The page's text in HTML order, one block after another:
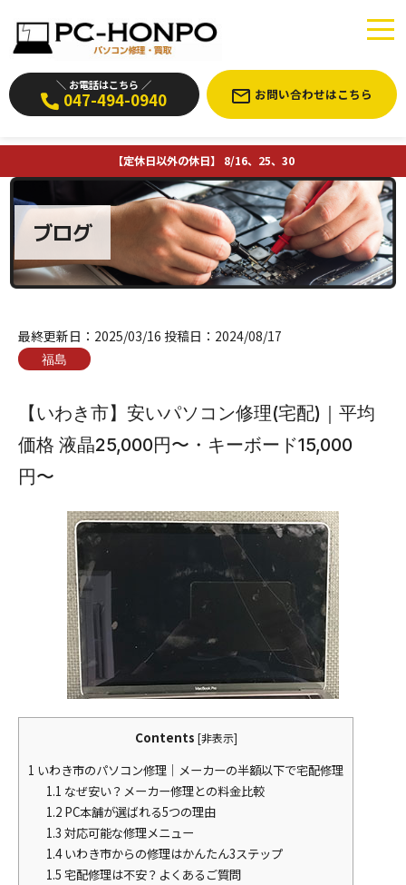
＼ お電話はこちら ／
047-494-0940 お問い合わせはこちら
【定休日以外の休日】 8/16、25、30
ブログ
最終更新日： 2025/03/16 投稿日： 2024/08/17
福島
【いわき市】安いパソコン修理(宅配)｜平均
価格 液晶25,000円〜・キーボード15,000
円〜
Contents [非表示]
1 いわき市のパソコン修理｜メーカーの半額以下で宅配修理
1.1 なぜ安い？メーカー修理との料金比較
1.2PC本舗が選ばれる5つの理由
1.3 対応可能な修理メニュー
1.4いわき市からの修理はかんたん3ステップ
1.5 宅配修理は不安？よくあるご質問